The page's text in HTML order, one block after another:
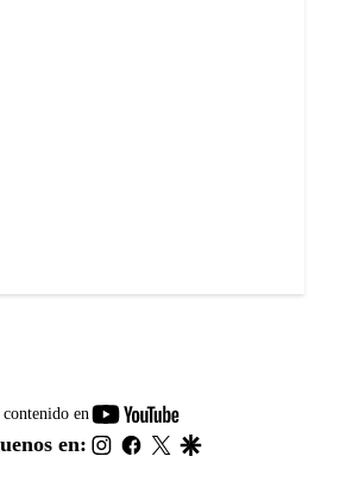
contenido en
youtube-
footer
en: instagram
facebook
twitter